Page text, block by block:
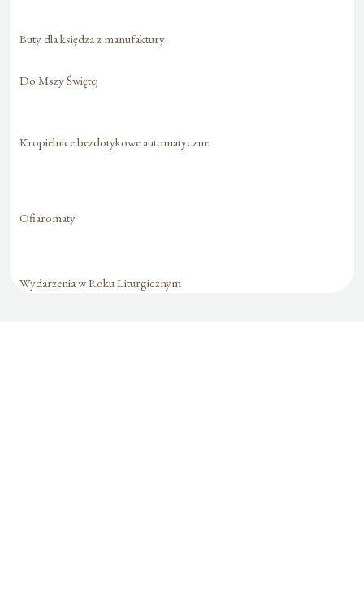
Buty dla księdza z manufaktury
Do Mszy Świętej
Kropielnice bezdotykowe automatyczne
Ofiaromaty
Wydarzenia w Roku Liturgicznym